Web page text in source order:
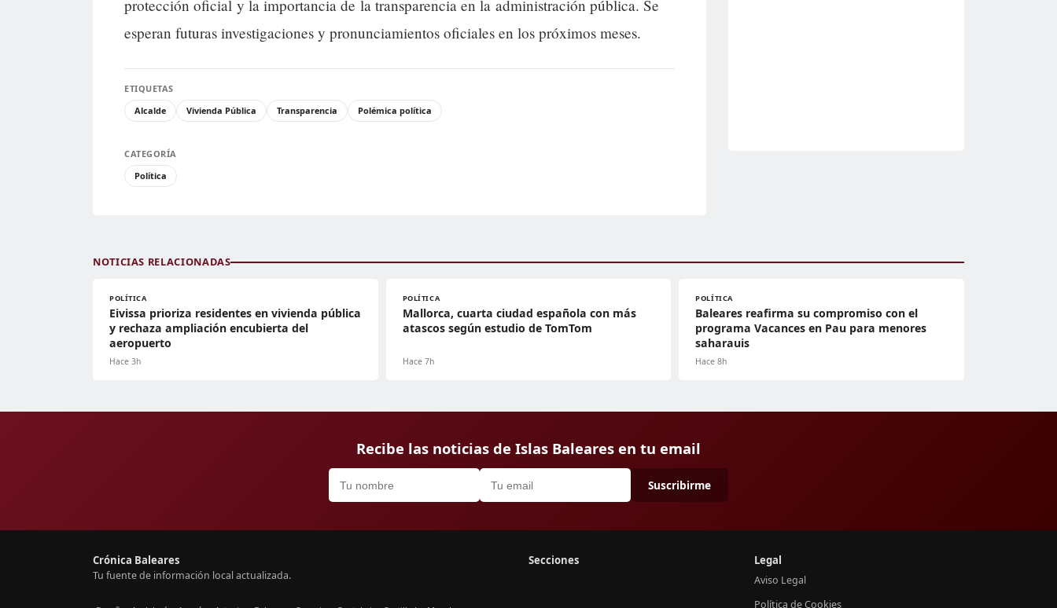
protección oficial y la importancia de la transparencia en la administración pública. Se
esperan futuras investigaciones y pronunciamientos oficiales en los próximos meses.
ETIQUETAS
Alcalde
Vivienda Pública Transparencia Polémica política
CATEGORÍA
Política
NOTICIAS RELACIONADAS
POLÍTICA
Eivissa prioriza residentes en vivienda pública
y rechaza ampliación encubierta del
aeropuerto
Hace 3h
POLÍTICA
Mallorca, cuarta ciudad española con más
atascos según estudio de TomTom
Hace 7h
POLÍTICA
Baleares reafirma su compromiso con el
programa Vacances en Pau para menores
saharauis
Hace 8h
Recibe las noticias de Islas Baleares en tu email
Suscribirme
Crónica Baleares
Tu fuente de información local actualizada.
Secciones Legal
Aviso Legal
Política de Cookies